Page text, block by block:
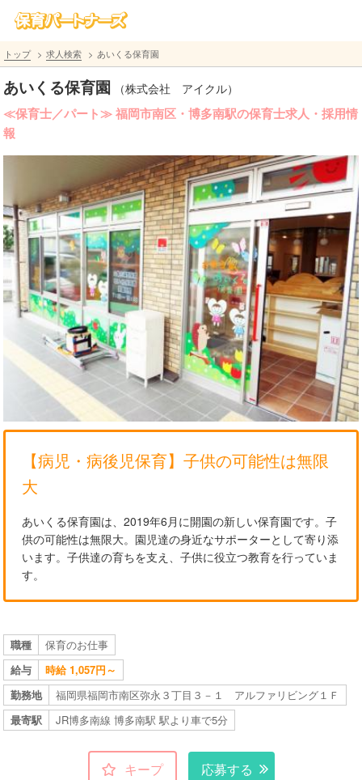
トップ 求人検索 あいくる保育園
あいくる保育園 （株式会社 アイクル）
≪保育士／パート≫ 福岡市南区・博多南駅の保育士求人・採用情
報
【病児・病後児保育】子供の可能性は無限
大
あいくる保育園は、2019年6月に開園の新しい保育園です。子
供の可能性は無限大。園児達の身近なサポーターとして寄り添
います。子供達の育ちを支え、子供に役立つ教育を行っていま
す。
職種
保育のお仕事
給与
時給 1,057円～
勤務地
福岡県福岡市南区弥永３丁目３－１ アルファリビング１Ｆ
最寄駅
JR博多南線 博多南駅 駅より車で5分
キープ 応募する